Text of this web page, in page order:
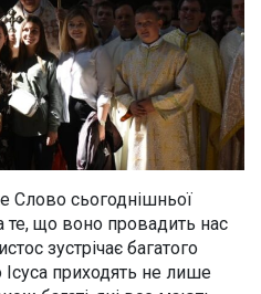
Слово сьогоднішньої
те, що воно провадить нас
зустрічає багатого
приходять не лише